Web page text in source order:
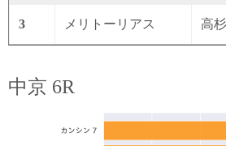
3 メリトーリアス 高
中京 6R